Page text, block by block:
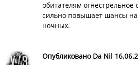
обитателям
сильно повышает шансы
ночных.
Опубликовано Da Nil